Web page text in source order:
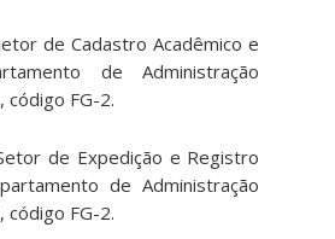
de Cadastro Acadêmico e
de Administração
código FG-2.
de Expedição e Registro
de Administração
código FG-2.